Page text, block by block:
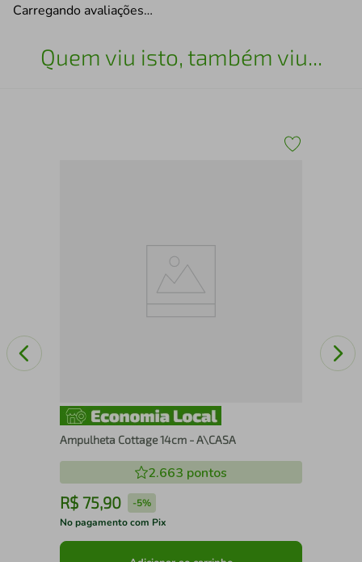
Carregando avaliações…
Quem viu isto, também viu...
Ampulheta Cottage 14cm - A\CASA
2.663 pontos
R$ 75,90 -5%
No pagamento com Pix